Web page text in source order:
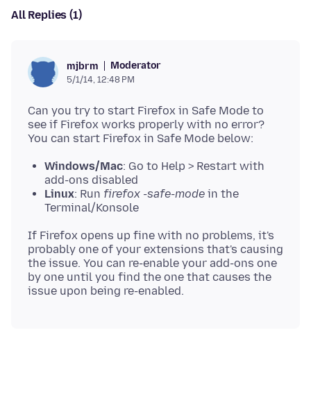
All Replies (1)
mjbrm Moderator
5/1/14, 12:48 PM
Can you try to start Firefox in Safe Mode to
see if Firefox works properly with no error?
Windows/Mac: Go to Help > Restart with
add-ons disabled
Linux: Run firefox -safe-mode in the
Terminal/Konsole
If Firefox opens up fine with no problems, it's
probably one of your extensions that's causing
the issue. You can re-enable your add-ons one
by one until you find the one that causes the